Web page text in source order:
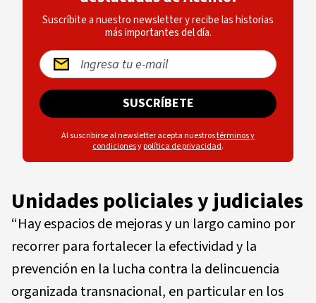
Suscríbite a nuestro newsletter y recibe las historias
más importantes del día.
SUSCRÍBETE
Al suscribirse al newsletter acepta nuestrostérminos y
condicionesypolítica de privacidad.
Unidades policiales y judiciales
“Hay espacios de mejoras y un largo camino por
recorrer para fortalecer la efectividad y la
prevención en la lucha contra la delincuencia
organizada transnacional, en particular en los